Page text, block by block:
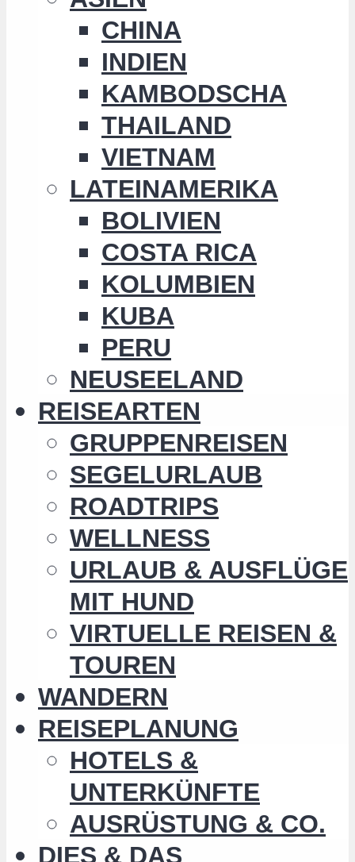
CHINA
INDIEN
KAMBODSCHA
THAILAND
VIETNAM
LATEINAMERIKA
BOLIVIEN
COSTA RICA
KOLUMBIEN
KUBA
PERU
NEUSEELAND
REISEARTEN
GRUPPENREISEN
SEGELURLAUB
ROADTRIPS
WELLNESS
URLAUB & AUSFLÜGE
MIT HUND
VIRTUELLE REISEN &
TOUREN
WANDERN
REISEPLANUNG
HOTELS &
UNTERKÜNFTE
AUSRÜSTUNG & CO.
DIES & DAS